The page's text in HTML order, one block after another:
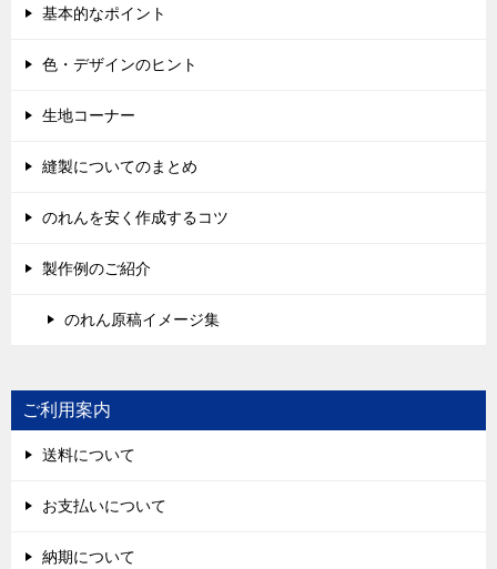
基本的なポイント
色・デザインのヒント
生地コーナー
縫製についてのまとめ
のれんを安く作成するコツ
製作例のご紹介
のれん原稿イメージ集
ご利用案内
送料について
お支払いについて
納期について